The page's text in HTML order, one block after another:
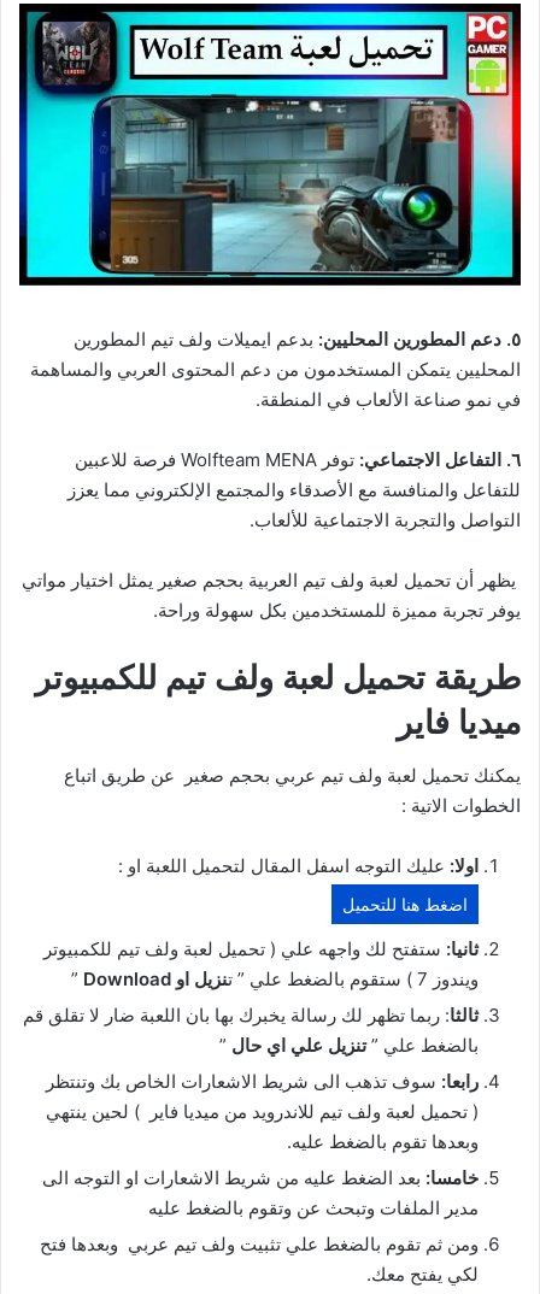
٥. دعم المطورين المحليين:
بدعم ايميلات ولف تيم المطورين
المحليين يتمكن المستخدمون من دعم المحتوى العربي والمساهمة
في نمو صناعة الألعاب في المنطقة.
٦. التفاعل الاجتماعي:
توفر Wolfteam MENA فرصة للاعبين
للتفاعل والمنافسة مع الأصدقاء والمجتمع الإلكتروني مما يعزز
التواصل والتجربة الاجتماعية للألعاب.
يظهر أن تحميل لعبة ولف تيم العربية بحجم صغير يمثل اختيار مواتي
يوفر تجربة مميزة للمستخدمين بكل سهولة وراحة.
طريقة تحميل لعبة ولف تيم للكمبيوتر
ميديا فاير
يمكنك تحميل لعبة ولف تيم عربي بحجم صغير
عن طريق اتباع
الخطوات الاتية :
اولا: عليك التوجه اسفل المقال لتحميل اللعبة او :
اضغط هنا للتحميل
ثانيا: ستفتح لك واجهه علي ( تحميل لعبة ولف تيم للكمبيوتر
ويندوز 7 ) ستقوم بالضغط علي ” ت
نزيل او Download
”
ثالثا: ربما تظهر لك رسالة يخبرك بها بان اللعبة ضار لا تقلق قم
بالضغط علي ”تنزيل علي اي حال ”
رابعا: سوف تذهب الى شريط الاشعارات الخاص بك وتنتظر
( تحميل لعبة ولف تيم للاندرويد من ميديا فاير
) لحين ينتهي
وبعدها تقوم بالضغط عليه.
خامسا: بعد الضغط عليه من شريط الاشعارات او التوجه الى
مدير الملفات وتبحث عن وتقوم بالضغط عليه
ومن ثم تقوم بالضغط علي تثبيت ولف تيم عربي وبعدها فتح
لكي يفتح معك.